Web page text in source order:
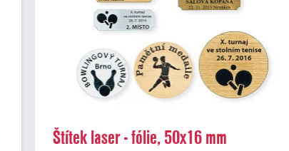
Štítek laser - fólie, 50x16 mm